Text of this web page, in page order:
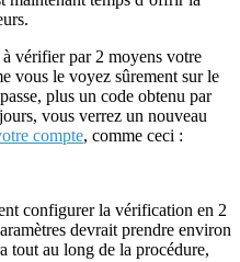
vérifier par 2 moyens votre
vous le voyez sûrement sur le
plus un code obtenu par
vous verrez un nouveau
compte, comme ceci :
configurer la vérification en 2
devrait prendre environ
tout au long de la procédure,